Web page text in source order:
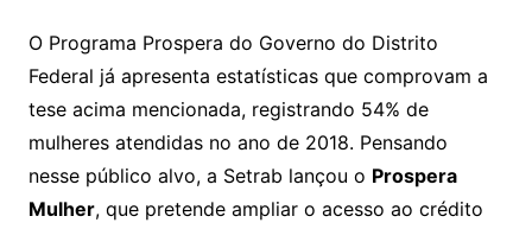
O Programa Prospera do Governo do Distrito
Federal já apresenta estatísticas que comprovam a
tese acima mencionada, registrando 54% de
mulheres atendidas no ano de 2018. Pensando
nesse público alvo, a Setrab lançou o Prospera
Mulher, que pretende ampliar o acesso ao crédito